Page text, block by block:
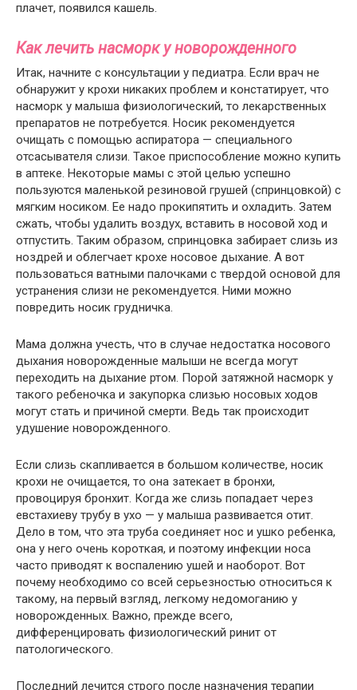
плачет, появился кашель.
Как лечить насморк у новорожденного
Итак, начните с консультации у педиатра. Если врач не
обнаружит у крохи никаких проблем и констатирует, что
насморк у малыша физиологический, то лекарственных
препаратов не потребуется. Носик рекомендуется
очищать с помощью аспиратора — специального
отсасывателя слизи. Такое приспособление можно купить
в аптеке. Некоторые мамы с этой целью успешно
пользуются маленькой резиновой грушей (спринцовкой) с
мягким носиком. Ее надо прокипятить и охладить. Затем
сжать, чтобы удалить воздух, вставить в носовой ход и
отпустить. Таким образом, спринцовка забирает слизь из
ноздрей и облегчает крохе носовое дыхание. А вот
пользоваться ватными палочками с твердой основой для
устранения слизи не рекомендуется. Ними можно
повредить носик грудничка.
Мама должна учесть, что в случае недостатка носового
дыхания новорожденные малыши не всегда могут
переходить на дыхание ртом. Порой затяжной насморк у
такого ребеночка и закупорка слизью носовых ходов
могут стать и причиной смерти. Ведь так происходит
удушение новорожденного.
Если слизь скапливается в большом количестве, носик
крохи не очищается, то она затекает в бронхи,
провоцируя бронхит. Когда же слизь попадает через
евстахиеву трубу в ухо — у малыша развивается отит.
Дело в том, что эта труба соединяет нос и ушко ребенка,
она у него очень короткая, и поэтому инфекции носа
часто приводят к воспалению ушей и наоборот. Вот
почему необходимо со всей серьезностью относиться к
такому, на первый взгляд, легкому недомоганию у
новорожденных. Важно, прежде всего,
дифференцировать физиологический ринит от
патологического.
Последний лечится строго после назначения терапии